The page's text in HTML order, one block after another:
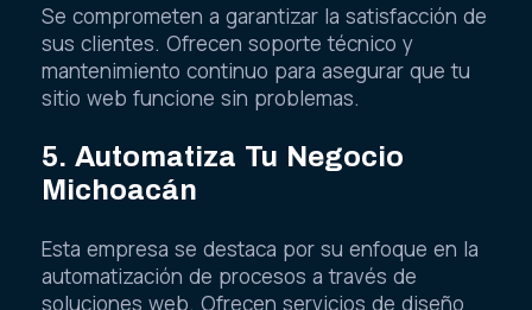
Se comprometen a garantizar la satisfacción de
sus clientes. Ofrecen soporte técnico y
mantenimiento continuo para asegurar que tu
sitio web funcione sin problemas.
5. Automatiza Tu Negocio
Michoacán
Esta empresa se destaca por su enfoque en la
automatización de procesos a través de
soluciones web. Ofrecen servicios de diseño